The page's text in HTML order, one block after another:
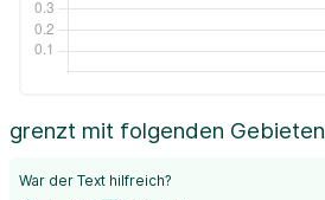
grenzt mit folgenden Gebieten
War der Text hilfreich?